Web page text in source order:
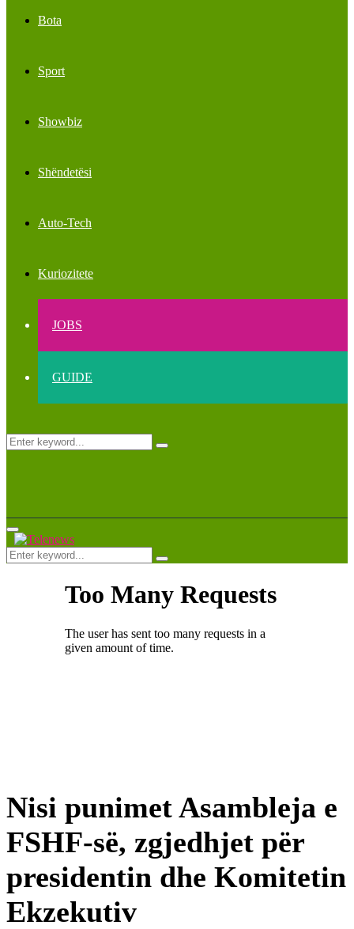
Bota
Sport
Showbiz
Shëndetësi
Auto-Tech
Kuriozitete
JOBS
GUIDE
Search
Search
Primary
Menu
Search
for:
Search
Nisi punimet Asambleja e
FSHF-së, zgjedhjet për
presidentin dhe Komitetin
Ekzekutiv